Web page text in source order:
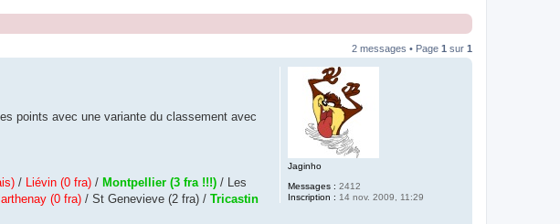
2 messages • Page 1 sur 1
Jaginho
Messages : 2412
Inscription : 14 nov. 2009, 11:29
points avec une variante du classement avec
/ Liévin (0 fra) / Montpellier (3 fra !!!) / Les
(0 fra) / St Genevieve (2 fra) / Tricastin